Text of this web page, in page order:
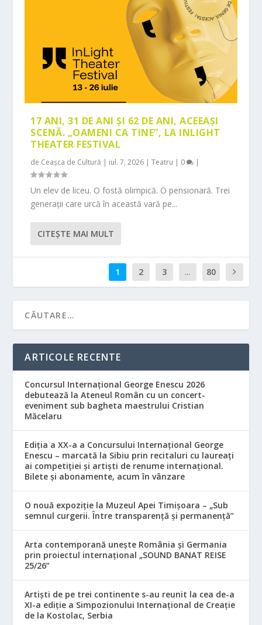
17 ANI, 31 DE ANI ȘI 62 DE ANI, ACEEAȘI
SCENĂ. „OAMENI CA TINE”, LA INLIGHT
THEATER FESTIVAL
de Ceașca de Cultură | iul. 7, 2026 |Teatru | 0 |
Un elev de liceu. O fostă olimpică. O pensionară. Trei
generații care urcă în această vară pe...
CITEŞTE MAI MULT
1 2 3 ... 80
ARTICOLE RECENTE
Concursul Internațional George Enescu 2026
debutează la Ateneul Român cu un concert-
eveniment sub bagheta maestrului Cristian
Măcelaru
Ediția a XX-a a Concursului Internațional George
Enescu – marcată la Sibiu prin recitaluri cu laureați
ai competiției și artiști de renume internațional.
Bilete și abonamente, acum în vânzare
O nouă expoziție la Muzeul Apei Timișoara – „Sub
semnul curgerii. Între transparență și permanență”
Arta contemporană unește România și Germania
prin proiectul internațional „SOUND BANAT REISE
25/26”
Artiști de pe trei continente s-au reunit la cea de-a
XI-a ediție a Simpozionului Internațional de Creație
de la Kostolac, Serbia